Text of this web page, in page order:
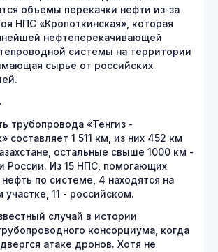
объемы перекачки нефти из-за
НПС «Кропоткинская», которая
нефтеперекачивающей
системы на территории
сырье от российских
трубопровода «Тенгиз -
составляет 1 511 км, из них 452 км
остальные свыше 1000 км -
России. Из 15 НПС, помогающих
нефть по системе, 4 находятся на
участке, 11 - российском.
случай в истории
консорциума, когда
атаке дронов. Хотя не